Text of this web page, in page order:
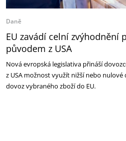
Daně
EU zavádí celní zvýhodnění
původem z USA
Nová evropská legislativa přináší
z USA možnost využít nižší nebo
dovoz vybraného zboží do EU.